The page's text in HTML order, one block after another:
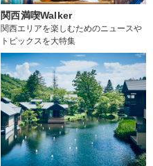
関西満喫Walker
関西エリアを楽しむためのニュースや
トピックスを大特集